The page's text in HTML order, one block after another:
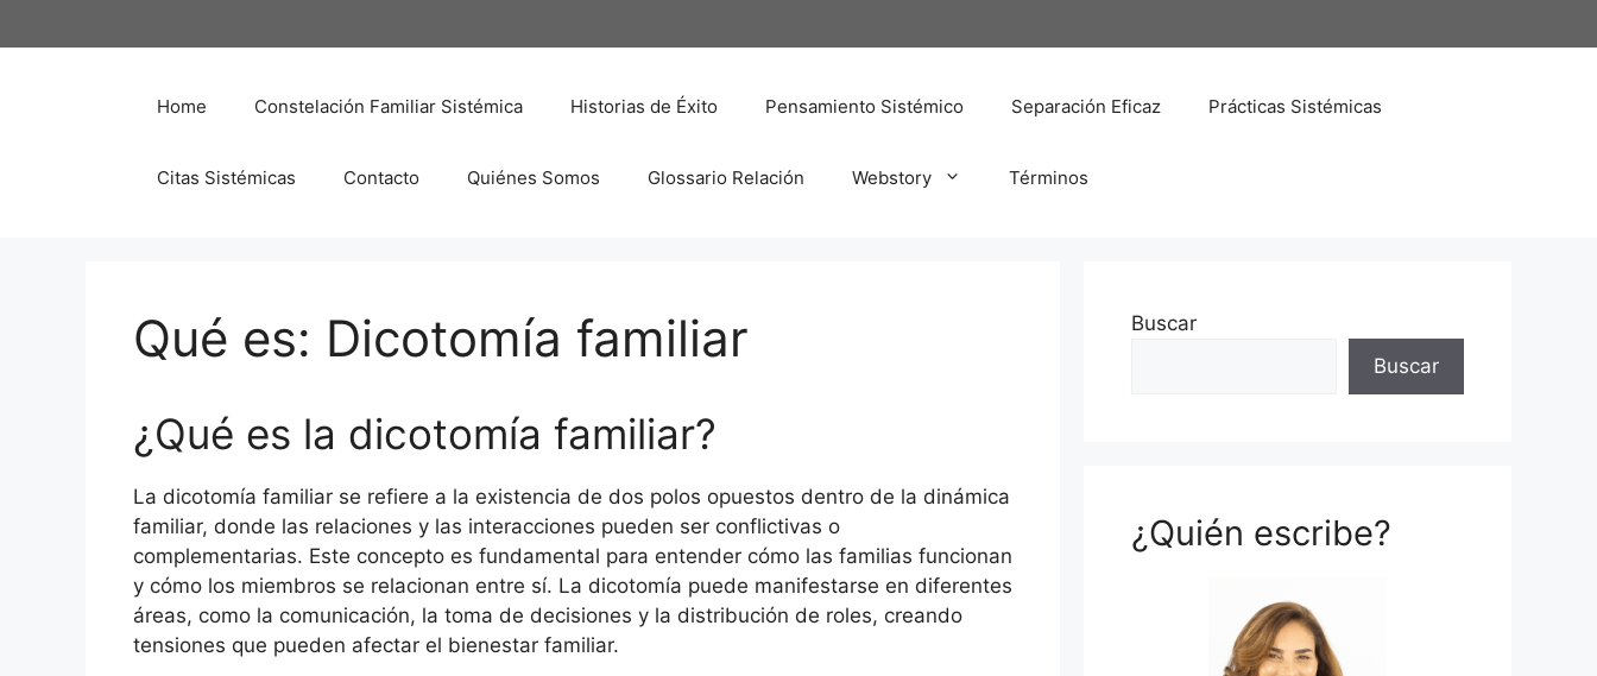
al
Home Constelación Familiar Sistémica Historias de Éxito Pensamiento Sistémico Separación Eficaz Prácticas Sistémicas
Citas Sistémicas Contacto Quiénes Somos Glossario Relación Webstory Términos
Qué es: Dicotomía familiar
¿Qué es la dicotomía familiar?
La dicotomía familiar se refiere a la existencia de dos polos opuestos dentro de la dinámica
familiar, donde las relaciones y las interacciones pueden ser conflictivas o
complementarias. Este concepto es fundamental para entender cómo las familias funcionan
y cómo los miembros se relacionan entre sí. La dicotomía puede manifestarse en diferentes
áreas, como la comunicación, la toma de decisiones y la distribución de roles, creando
tensiones que pueden afectar el bienestar familiar.
Buscar
Buscar
¿Quién escribe?